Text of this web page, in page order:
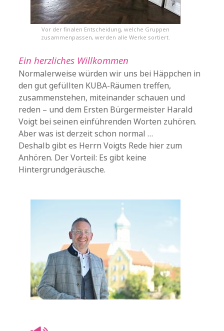
Vor der finalen Entscheidung, welche Gruppen
zusammenpassen, werden alle Werke sortiert.
Ein herzliches Willkommen
Normalerweise würden wir uns bei Häppchen in
den gut gefüllten KUBA-Räumen treffen,
zusammenstehen, miteinander schauen und
reden – und dem Ersten Bürgermeister Harald
Voigt bei seinen einführenden Worten zuhören.
Aber was ist derzeit schon normal …
Deshalb gibt es Herrn Voigts Rede hier zum
Anhören. Der Vorteil: Es gibt keine
Hintergrundgeräusche.